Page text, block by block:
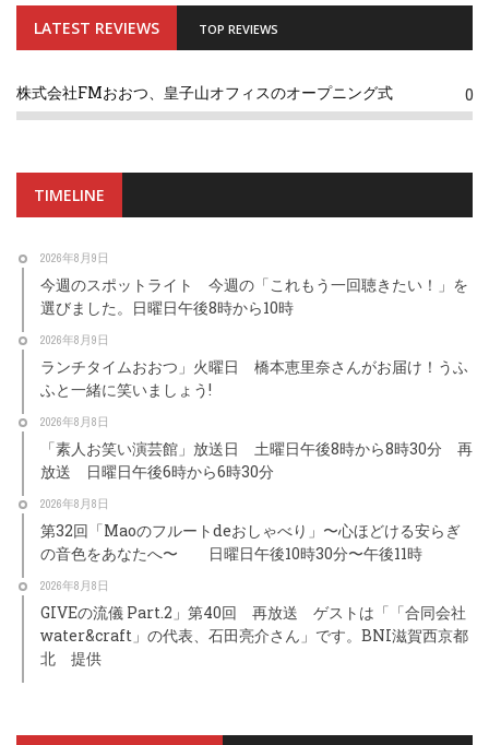
LATEST REVIEWS TOP REVIEWS
株式会社FMおおつ、皇子山オフィスのオープニング式 0
TIMELINE
2026年8月9日
今週のスポットライト 今週の「これもう一回聴きたい！」を
選びました。日曜日午後8時から10時
2026年8月9日
ランチタイムおおつ」火曜日 橋本恵里奈さんがお届け！うふ
ふと一緒に笑いましょう!
2026年8月8日
「素人お笑い演芸館」放送日 土曜日午後8時から8時30分 再
放送 日曜日午後6時から6時30分
2026年8月8日
第32回「Maoのフルートdeおしゃべり」〜心ほどける安らぎ
の音色をあなたへ〜 日曜日午後10時30分〜午後11時
2026年8月8日
GIVEの流儀 Part.2」第40回 再放送 ゲストは「「合同会社
water&craft」の代表、石田亮介さん」です。BNI滋賀西京都
北 提供